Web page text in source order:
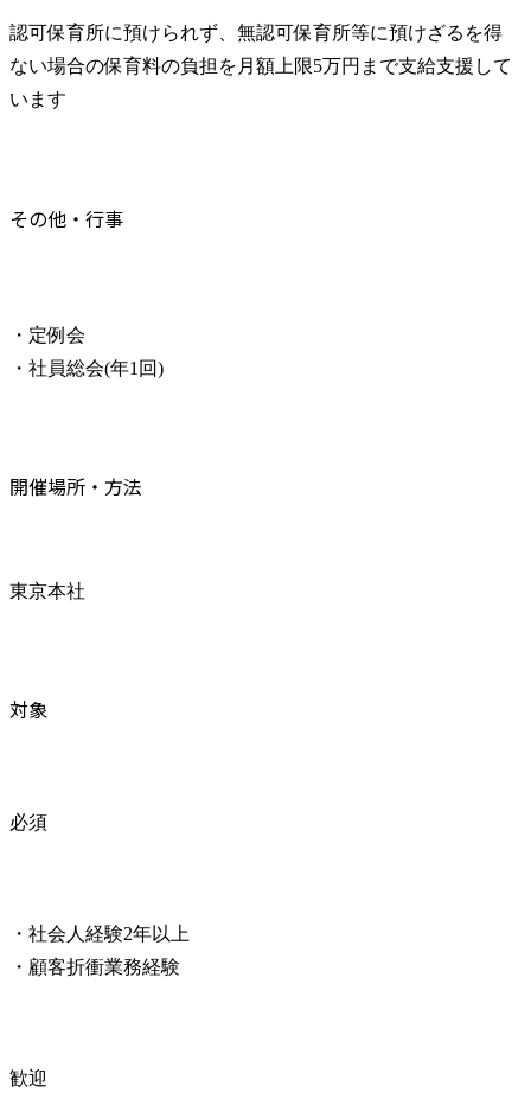
認可保育所に預けられず、無認可保育所等に預けざるを得
ない場合の保育料の負担を月額上限5万円まで支給支援して
います
その他・行事
・定例会
・社員総会(年1回)
開催場所・方法
東京本社
対象
必須
・社会人経験2年以上
・顧客折衝業務経験
歓迎